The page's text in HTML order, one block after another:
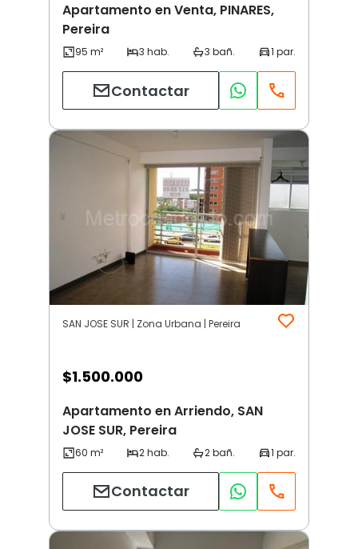
Apartamento en Venta, PINARES,
Pereira
Contactar
SAN JOSE SUR | Zona Urbana | Pereira
$1.500.000
Apartamento en Arriendo, SAN
JOSE SUR, Pereira
Contactar